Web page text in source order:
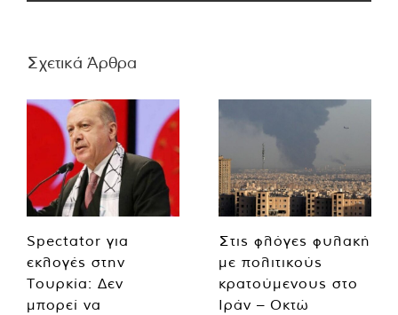
Σχετικά Άρθρα
Spectator για
εκλογές στην
Τουρκία: Δεν
μπορεί να
Στις φλόγες φυλακή
με πολιτικούς
κρατούμενους στο
Ιράν – Οκτώ